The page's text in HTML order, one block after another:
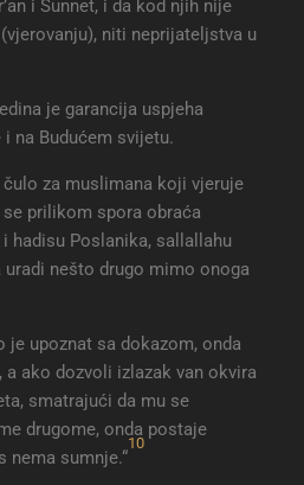
i Sunnet, i da kod njih nije
niti neprijateljstva u
je garancija uspjeha
na Budućem svijetu.
čulo za muslimana koji vjeruje
prilikom spora obraća
i hadisu Poslanika, sallallahu
nešto drugo mimo onoga
je upoznat sa dokazom, onda
ako dozvoli izlazak van okvira
smatrajući da mu se
drugome, onda postaje
nema sumnje.“
10